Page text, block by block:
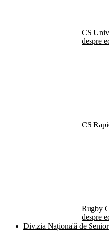
CS
despre
CS
Rugby
despre
Divizia Națională de